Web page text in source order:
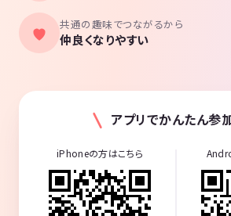
共通の趣味でつながるから
仲良くなりやすい
アプリでかんたん参加
iPhoneの方はこちら